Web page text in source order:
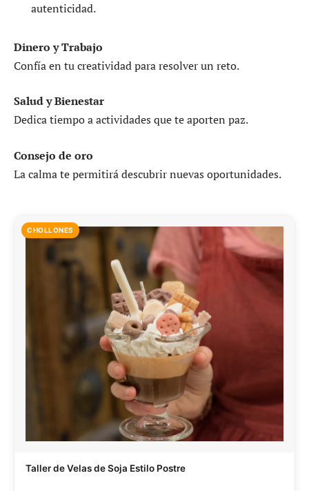
autenticidad.
Dinero y Trabajo
Confía en tu creatividad para resolver un reto.
Salud y Bienestar
Dedica tiempo a actividades que te aporten paz.
Consejo de oro
La calma te permitirá descubrir nuevas oportunidades.
CHOLLONES
Taller de Velas de Soja Estilo Postre